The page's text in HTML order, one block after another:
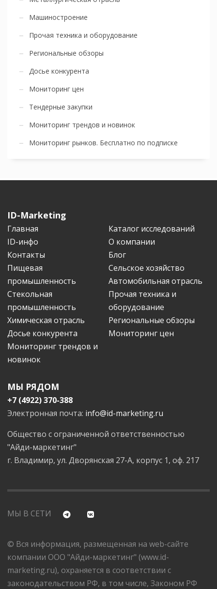
Машиностроение
Прочая техника и оборудование
Региональные обзоры
Досье конкурента
Мониторинг цен
Тендерные закупки
Мониторинг трендов и новинок
Мониторинг рынков. Бесплатно по подписке
ID-Marketing
Главная
Каталог исследований
ID-инфо
О компании
Контакты
Блог
Пищевая
промышленность
Сельское хозяйство
Автомобильная отрасль
Стекольная
промышленность
Прочая техника и
оборудование
Химическая отрасль
Региональные обзоры
Досье конкурента
Мониторинг цен
Мониторинг трендов и
новинок
МЫ РЯДОМ
+7 (4922) 370-388
Электронная почта: info@id-marketing.ru
Общество с ограниченной ответственностью
"Айди-маркетинг"
г. Владимир, ул. Дворянская 27-А, корпус 1, оф. 217
МЫ В СЕТИ
© Вся информация, размещенная на web-сайте
компании ООО "Айди-маркетинг" (www.id-
marketing.ru), охраняется в соответствии с
законодательством РФ, в том числе, Законом РФ